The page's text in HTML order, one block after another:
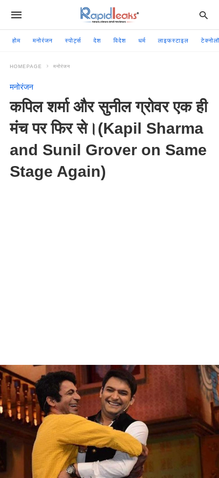
होम मनोरंजन स्पोर्ट्स देश विदेश धर्म लाइफस्टाइल
HOMEPAGE मनोरंजन
मनोरंजन
कपिल शर्मा और सुनील ग्रोवर एक ही
मंच पर फिर से।(Kapil Sharma
and Sunil Grover on Same
Stage Again)